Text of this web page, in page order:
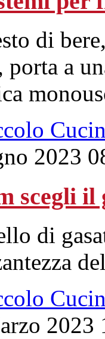
di
porta a
2023
scegli
di
2023